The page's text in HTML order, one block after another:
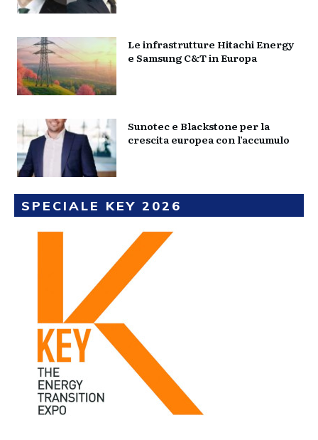
Le infrastrutture Hitachi Energy
e Samsung C&T in Europa
Sunotec e Blackstone per la
crescita europea con l’accumulo
SPECIALE KEY 2026